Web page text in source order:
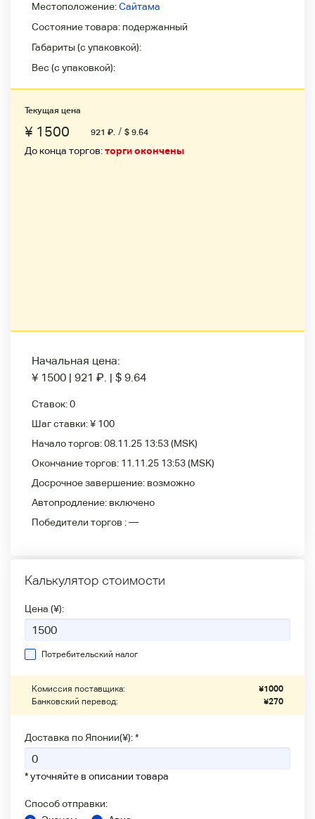
Местоположение:Сайтама
Состояние товара: подержанный
Габариты (с упаковкой):
Вес (с упаковкой):
Текущая цена
¥ 1500 921 ₽. / $ 9.64
До конца торгов:торги окончены
Начальная цена:
¥ 1500 | 921 ₽. | $ 9.64
Ставок:0
Шаг ставки:¥ 100
Начало торгов:08.11.25 13:53(MSK)
Окончание торгов: 11.11.25 13:53(MSK)
Досрочное завершение: возможно
Автопродление: включено
Победители
торгов :—
Калькулятор стоимости
Цена (¥):
Потребительский налог
Комиссия поставщика: ¥1000
Банковский перевод:
¥270
Доставка по Японии(¥): *
* уточняйте в описании товара
Способ отправки: